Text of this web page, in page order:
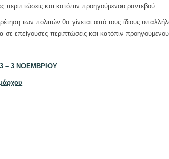
περιπτώσεις και κατόπιν προηγούμενου ραντεβού.
των πολιτών θα γίνεται από τους ίδιους
σε επείγουσες περιπτώσεις και κατόπιν
– 3 ΝΟΕΜΒΡΙΟΥ